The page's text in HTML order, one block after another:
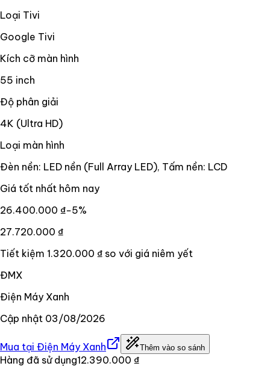
Loại Tivi
Google Tivi
Kích cỡ màn hình
55 inch
Độ phân giải
4K (Ultra HD)
Loại màn hình
Đèn nền: LED nền (Full Array LED), Tấm nền: LCD
Giá tốt nhất hôm nay
26.400.000 ₫−5%
27.720.000 ₫
Tiết kiệm 1.320.000 ₫ so với giá niêm yết
ĐMX
Điện Máy Xanh
Cập nhật 03/08/2026
Mua tại Điện Máy Xanh Thêm vào so sánh
Hàng đã sử dụng12.390.000 ₫